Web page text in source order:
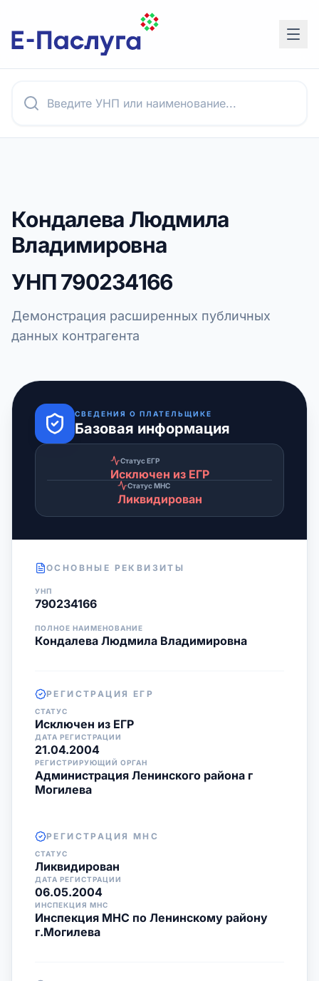
Кондалева Людмила
Владимировна
УНП790234166
Демонстрация расширенных публичных
данных контрагента
СВЕДЕНИЯ О ПЛАТЕЛЬЩИКЕ
Базовая информация
Статус ЕГР
Исключен из ЕГР
Статус МНС
Ликвидирован
ОСНОВНЫЕ РЕКВИЗИТЫ
УНП
790234166
ПОЛНОЕ НАИМЕНОВАНИЕ
Кондалева Людмила Владимировна
РЕГИСТРАЦИЯ ЕГР
СТАТУС
Исключен из ЕГР
ДАТА РЕГИСТРАЦИИ
21.04.2004
РЕГИСТРИРУЮЩИЙ ОРГАН
Администрация Ленинского района г
Могилева
РЕГИСТРАЦИЯ МНС
СТАТУС
Ликвидирован
ДАТА РЕГИСТРАЦИИ
06.05.2004
ИНСПЕКЦИЯ МНС
Инспекция МНС по Ленинскому району
г.Могилева